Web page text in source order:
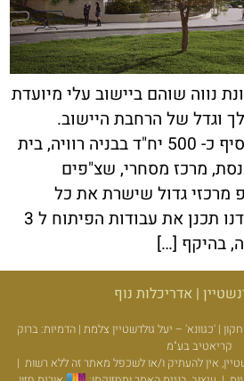
נווה שוהם ביישוב עלי מיועדת
וגדל של הרחבת היישוב.
השכונה מתוכננת להוסיף כ- 500 יח"ד בבניה רוויה, בית
מרכז מסחרי, שצ"פים
מרכזי גדול שישרת את כל
תושבי ההרחבה. משרדנו תכנן את עבודות הפיתוח ל 3
בהיקף […]
| אדריכלות נוף
1' – יניב חקון | 'כגוונא' – יעל גולדשטיין צלמת | הדמיות: ברוק
קריאטיב בע"מ
אין להעתיק ו/או לשכפל מאתר זה ללא רשות |